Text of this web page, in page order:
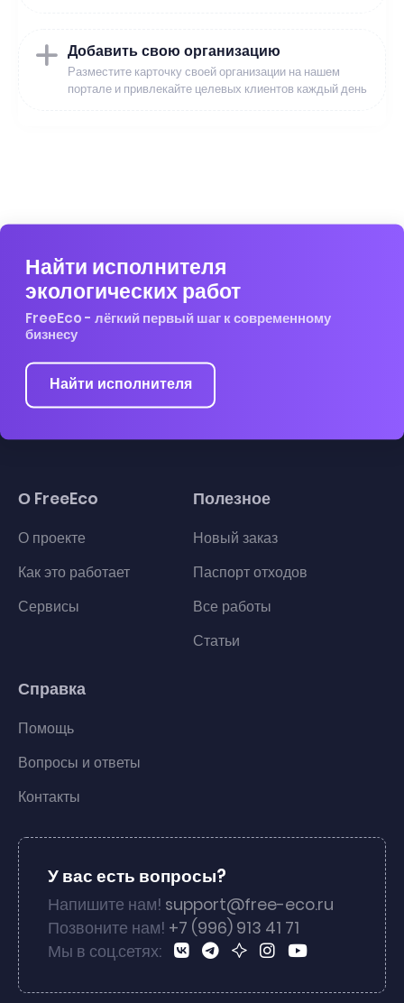
Добавить свою организацию
Разместите карточку своей организации на нашем
портале и привлекайте целевых клиентов каждый день
Найти исполнителя
экологических работ
FreeEco - лёгкий первый шаг к современному
бизнесу
Найти исполнителя
О FreeEco
О проекте
Как это работает
Сервисы
Полезное
Новый заказ
Паспорт отходов
Все работы
Статьи
Справка
Помощь
Вопросы и ответы
Контакты
У вас есть вопросы?
Напишите нам! support@free-eco.ru
Позвоните нам! +7 (996) 913 41 71
Мы в соц.сетях: